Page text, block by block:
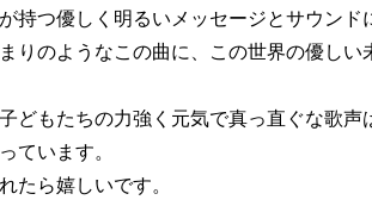
持つ優しく明るいメッセージとサウンド
りのようなこの曲に、この世界の優しい
どもたちの力強く元気で真っ直ぐな歌声
ています。
たら嬉しいです。